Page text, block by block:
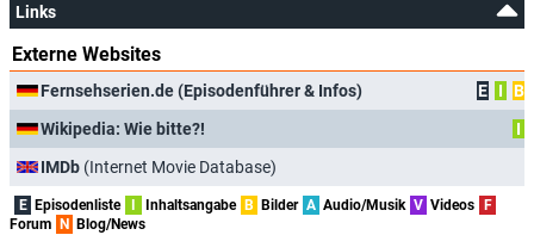
Links
Externe Websites
Fernsehserien.de (Episodenführer & Infos) E I
B
Wikipedia: Wie bitte?!
I
IMDb (Internet Movie Database)
E Episodenliste Inhaltsangabe B Bilder A Audio/Musik V Videos
F
Forum
N Blog/News